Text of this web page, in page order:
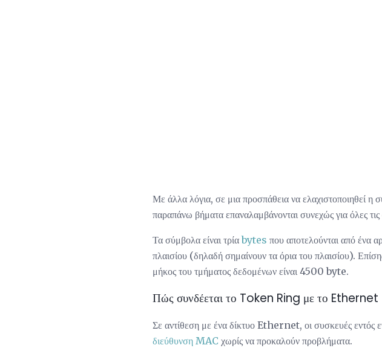
Με άλλα λόγια, σε μια προσπάθεια να ελαχιστοποιηθεί
παραπάνω βήματα επαναλαμβάνονται συνεχώς για όλες
Τα σύμβολα είναι τρίαbytes που αποτελούνται από ένα
πλαισίου (δηλαδή σημαίνουν τα όρια του πλαισίου).
μήκος του τμήματος δεδομένων είναι 4500 byte.
Πώς συνδέεται το Token Ring με το Ethernet
Σε αντίθεση με ένα δίκτυο Ethernet, οι συσκευές
διεύθυνση MAC χωρίς να προκαλούν προβλήματα.